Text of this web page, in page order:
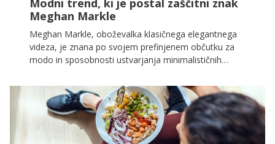
Modni trend, ki je postal zaščitni znak
Meghan Markle
Meghan Markle, oboževalka klasičnega elegantnega
videza, je znana po svojem prefinjenem občutku za
modo in sposobnosti ustvarjanja minimalističnih